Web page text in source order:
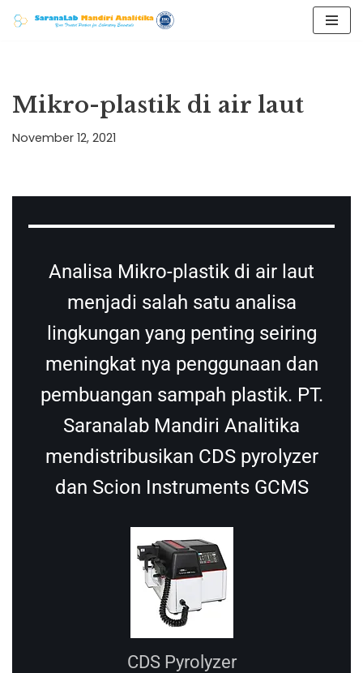
Mikro-plastik di air laut
November 12, 2021
Analisa Mikro-plastik di air laut
menjadi salah satu analisa
lingkungan yang penting seiring
meningkat nya penggunaan dan
pembuangan sampah plastik. PT.
Saranalab Mandiri Analitika
mendistribusikan CDS pyrolyzer
dan Scion Instruments GCMS
CDS Pyrolyzer